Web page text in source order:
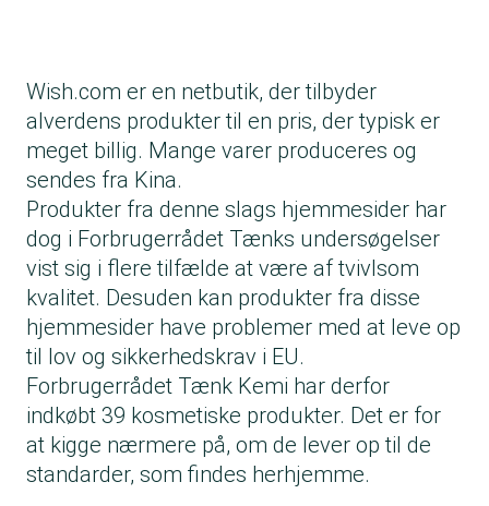
Wish.com er en netbutik, der tilbyder
alverdens produkter til en pris, der typisk er
meget billig. Mange varer produceres og
sendes fra Kina.
Produkter fra denne slags hjemmesider har
dog i Forbrugerrådet Tænks undersøgelser
vist sig i flere tilfælde at være af tvivlsom
kvalitet. Desuden kan produkter fra disse
hjemmesider have problemer med at leve op
til lov og sikkerhedskrav i EU.
Forbrugerrådet Tænk Kemi har derfor
indkøbt 39 kosmetiske produkter. Det er for
at kigge nærmere på, om de lever op til de
standarder, som findes herhjemme.